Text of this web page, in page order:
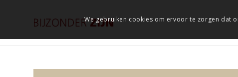
We gebruiken cookies om ervoor te zorgen dat